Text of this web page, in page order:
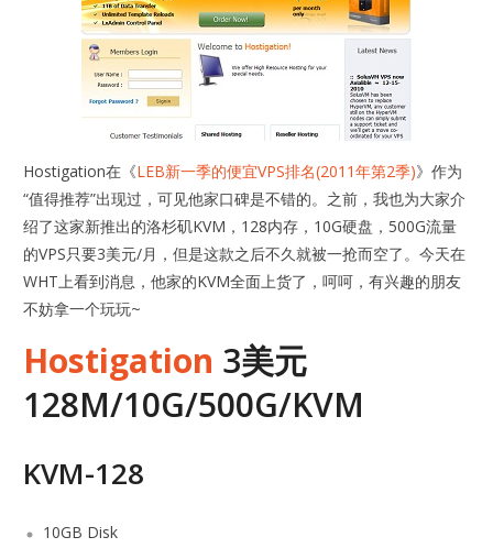
Hostigation在《LEB新一季的便宜VPS排名(2011年第2季)》作为
“值得推荐”出现过，可见他家口碑是不错的。之前，我也为大家介
绍了这家新推出的洛杉矶KVM，128内存，10G硬盘，500G流量
的VPS只要3美元/月，但是这款之后不久就被一抢而空了。今天在
WHT上看到消息，他家的KVM全面上货了，呵呵，有兴趣的朋友
不妨拿一个玩玩~
Hostigation 3美元
128M/10G/500G/KVM
KVM-128
10GB Disk